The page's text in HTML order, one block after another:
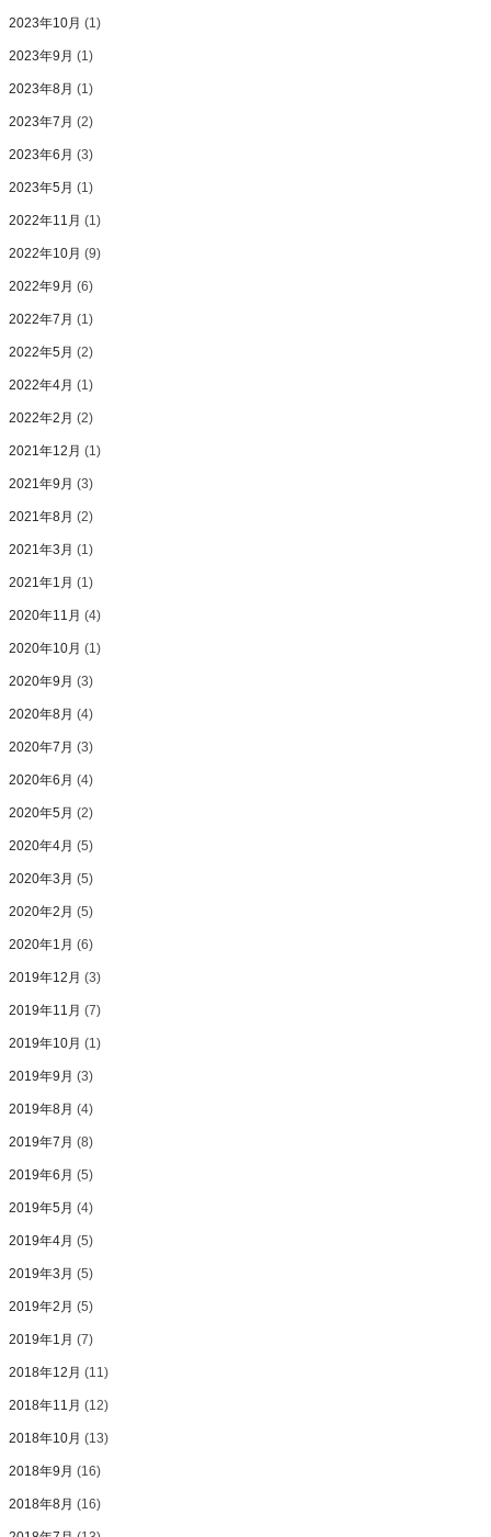
2023年10月 (1)
2023年9月 (1)
2023年8月 (1)
2023年7月 (2)
2023年6月 (3)
2023年5月 (1)
2022年11月 (1)
2022年10月 (9)
2022年9月 (6)
2022年7月 (1)
2022年5月 (2)
2022年4月 (1)
2022年2月 (2)
2021年12月 (1)
2021年9月 (3)
2021年8月 (2)
2021年3月 (1)
2021年1月 (1)
2020年11月 (4)
2020年10月 (1)
2020年9月 (3)
2020年8月 (4)
2020年7月 (3)
2020年6月 (4)
2020年5月 (2)
2020年4月 (5)
2020年3月 (5)
2020年2月 (5)
2020年1月 (6)
2019年12月 (3)
2019年11月 (7)
2019年10月 (1)
2019年9月 (3)
2019年8月 (4)
2019年7月 (8)
2019年6月 (5)
2019年5月 (4)
2019年4月 (5)
2019年3月 (5)
2019年2月 (5)
2019年1月 (7)
2018年12月 (11)
2018年11月 (12)
2018年10月 (13)
2018年9月 (16)
2018年8月 (16)